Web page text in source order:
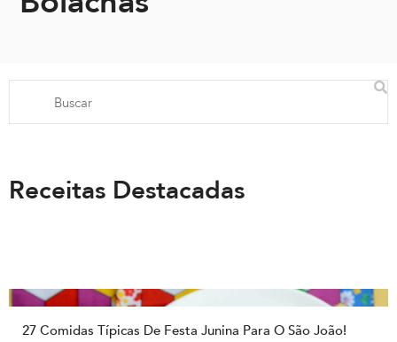
Receitas Destacadas
27 Comidas Típicas De Festa Junina Para O São João!